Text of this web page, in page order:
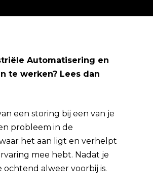
Direct solliciteren
Automatisering en
te werken? Lees dan
een storing bij een van je
probleem in de
het aan ligt en verhelpt
mee hebt. Nadat je
alweer voorbij is.